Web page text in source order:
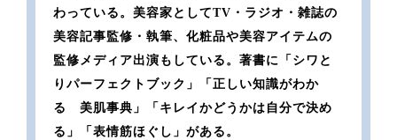
わっている。美容家としてTV・ラジオ・雑誌の
美容記事監修・執筆、化粧品や美容アイテムの
監修メディア出演もしている。著書に「シワと
りパーフェクトブック」「正しい知識がわか
る 美肌事典」「キレイかどうかは自分で決め
る」「表情筋ほぐし」がある。